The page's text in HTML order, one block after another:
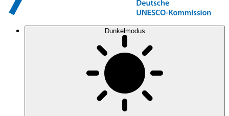
Dunkelmodus